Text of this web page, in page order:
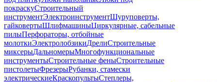
покраскуСтроительный
инструментЭлектроинструментШуруповерты,
гайковертыШлифмашиныЦиркулярные, сабельные
пилыПерфораторы, отбойные
молоткиЭлектролобзикиДрелиСтроительные
миксерыДальномерыМногофункциональные
инструментыСтроительные феныСтроительные
пистолетыФрезерыРубанки, стамески
электрическиеКраскопультыСтеплеры,